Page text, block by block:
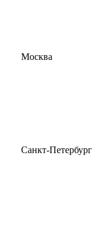
Москва
Санкт-Петербург